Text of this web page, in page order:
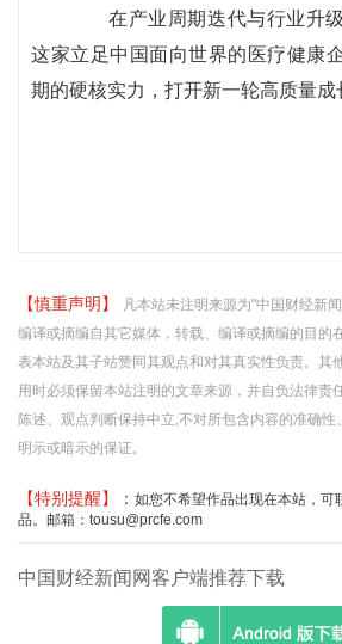
在产业周期迭代与行业升级
这家立足中国面向世界的医疗健康
期的硬核实力，打开新一轮高质量成
【慎重声明】
凡本站未注明来源为"中国财经新
编译或摘编自其它媒体，转载、编译或摘编的目的
表本站及其子站赞同其观点和对其真实性负责。其
用时必须保留本站注明的文章来源，并自负法律责
陈述、观点判断保持中立,不对所包含内容的准确
明示或暗示的保证。
【特别提醒】： 如您不希望作品出现在本站，可
品。邮箱：tousu@prcfe.com
中国财经新闻网客户端推荐下载